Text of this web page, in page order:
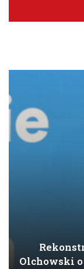
Olchowski